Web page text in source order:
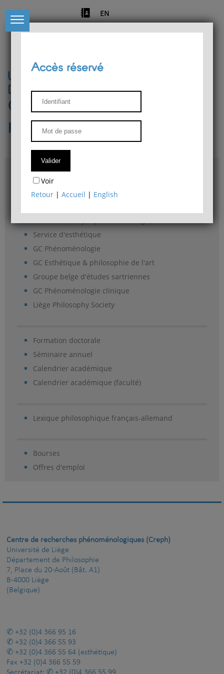
EN
Université de Liège
Département de philosophie
Centre de recherches
phénoménologiques
Accès & plans
Bibliothèque du Département de philosophie
Service d'esthétique
GC Phénoménologie
GC Esthétique & philosophie de l'art
Groupe belge d'études sartriennes
GC Phénoménologie clinique
Liège Philosophy Society
Formation doctorale
Séminaire annuel
Calendrier académique
Calendrier académique (faculté)
Lexique philosophique français-allemand
Bourses
Offres d'emploi
Accès réservé
Voir
Retour |Accueil | English
Centre de recherches phénoménologiques (Creph)
Université de Liège
Département de Philosophie
7, Place du 20-Août (Bât. A1)
B-4000 Liège
(Belgique)
+32 (0)4 366 95 16
+32 (0)4 366 55 93
+32 (0)4 366 55 64 (esthétique)
Fax +32 (0)4 366 55 59